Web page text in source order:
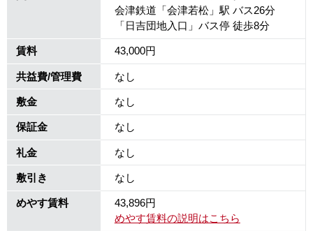
賃料 43,000円
共益費/管理費 なし
敷金 なし
保証金 なし
礼金 なし
敷引き なし
めやす賃料
43,896円
めやす賃料の説明はこちら
会津鉄道「会津若松」駅 バス26分
「日吉団地入口」バス停 徒歩8分